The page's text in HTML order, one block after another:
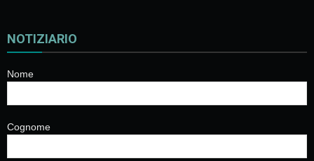
NOTIZIARIO
Nome
Cognome